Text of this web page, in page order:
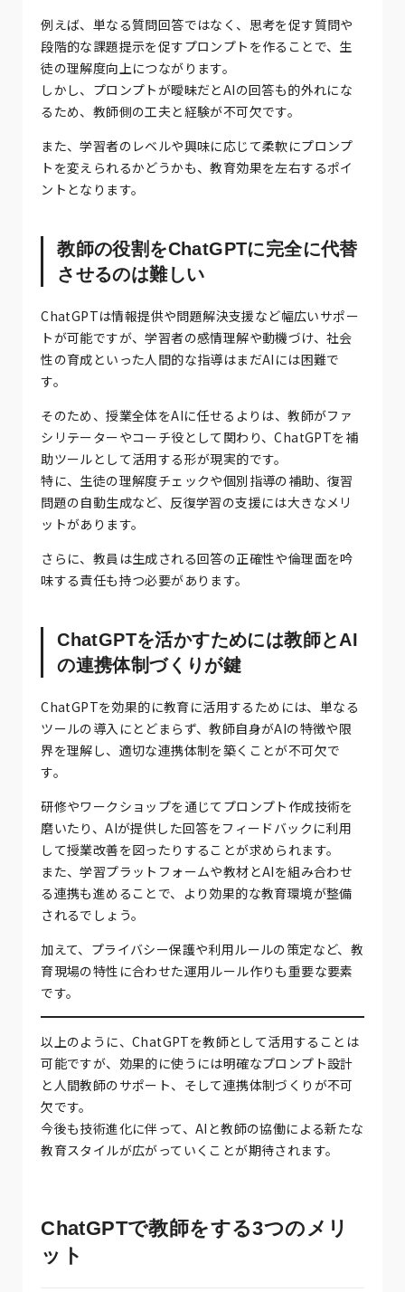
例えば、単なる質問回答ではなく、思考を促す質問や
段階的な課題提示を促すプロンプトを作ることで、生
徒の理解度向上につながります。
しかし、プロンプトが曖昧だとAIの回答も的外れにな
るため、教師側の工夫と経験が不可欠です。
また、学習者のレベルや興味に応じて柔軟にプロンプ
トを変えられるかどうかも、教育効果を左右するポイ
ントとなります。
教師の役割をChatGPTに完全に代替
させるのは難しい
ChatGPTは情報提供や問題解決支援など幅広いサポー
トが可能ですが、学習者の感情理解や動機づけ、社会
性の育成といった人間的な指導はまだAIには困難で
す。
そのため、授業全体をAIに任せるよりは、教師がファ
シリテーターやコーチ役として関わり、ChatGPTを補
助ツールとして活用する形が現実的です。
特に、生徒の理解度チェックや個別指導の補助、復習
問題の自動生成など、反復学習の支援には大きなメリ
ットがあります。
さらに、教員は生成される回答の正確性や倫理面を吟
味する責任も持つ必要があります。
ChatGPTを活かすためには教師とAI
の連携体制づくりが鍵
ChatGPTを効果的に教育に活用するためには、単なる
ツールの導入にとどまらず、教師自身がAIの特徴や限
界を理解し、適切な連携体制を築くことが不可欠で
す。
研修やワークショップを通じてプロンプト作成技術を
磨いたり、AIが提供した回答をフィードバックに利用
して授業改善を図ったりすることが求められます。
また、学習プラットフォームや教材とAIを組み合わせ
る連携も進めることで、より効果的な教育環境が整備
されるでしょう。
加えて、プライバシー保護や利用ルールの策定など、教
育現場の特性に合わせた運用ルール作りも重要な要素
です。
以上のように、ChatGPTを教師として活用することは
可能ですが、効果的に使うには明確なプロンプト設計
と人間教師のサポート、そして連携体制づくりが不可
欠です。
今後も技術進化に伴って、AIと教師の協働による新たな
教育スタイルが広がっていくことが期待されます。
ChatGPTで教師をする3つのメリ
ット